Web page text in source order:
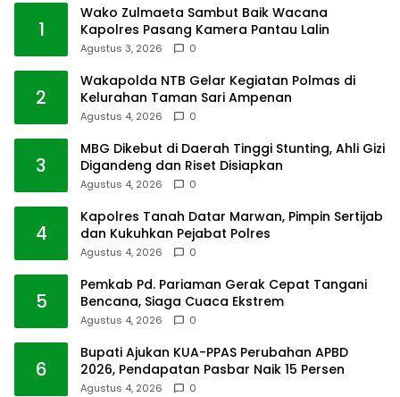
1
Wako Zulmaeta Sambut Baik Wacana
Kapolres Pasang Kamera Pantau Lalin
Agustus 3, 2026 0
2
Wakapolda NTB Gelar Kegiatan Polmas di
Kelurahan Taman Sari Ampenan
Agustus 4, 2026 0
3
MBG Dikebut di Daerah Tinggi Stunting, Ahli Gizi
Digandeng dan Riset Disiapkan
Agustus 4, 2026 0
4
Kapolres Tanah Datar Marwan, Pimpin Sertijab
dan Kukuhkan Pejabat Polres
Agustus 4, 2026 0
5
Pemkab Pd. Pariaman Gerak Cepat Tangani
Bencana, Siaga Cuaca Ekstrem
Agustus 4, 2026 0
6
Bupati Ajukan KUA-PPAS Perubahan APBD
2026, Pendapatan Pasbar Naik 15 Persen
Agustus 4, 2026 0